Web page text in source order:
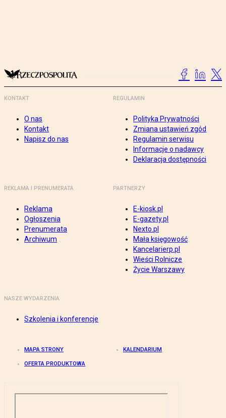
KONTAKT
O nas
Kontakt
Napisz do nas
REGULAMIN
Polityka Prywatności
Zmiana ustawień zgód
Regulamin serwisu
Informacje o nadawcy
Deklaracja dostępności
REKLAMA I PRENUMERATA
Reklama
Ogłoszenia
Prenumerata
Archiwum
PARTNERZY
E-kiosk.pl
E-gazety.pl
Nexto.pl
Mała księgowość
Kancelarierp.pl
Wieści Rolnicze
Życie Warszawy
NASZE WYDARZENIA
Szkolenia i konferencje
MAPA STRONY KALENDARIUM
OFERTA PRODUKTOWA